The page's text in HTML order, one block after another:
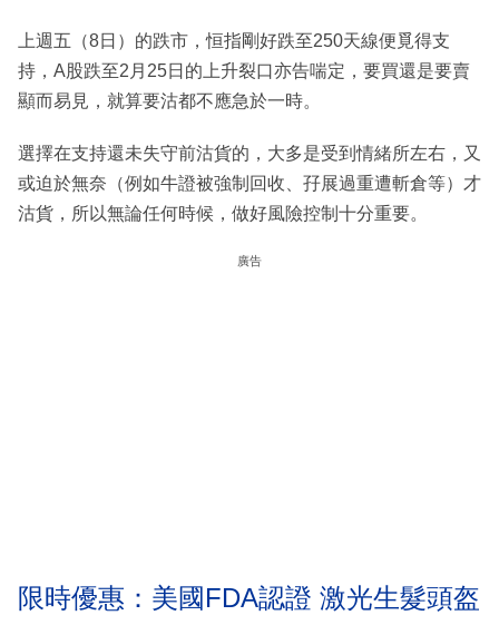
上週五（8日）的跌市，恒指剛好跌至250天線便覓得支
持，A股跌至2月25日的上升裂口亦告喘定，要買還是要賣
顯而易見，就算要沽都不應急於一時。
選擇在支持還未失守前沽貨的，大多是受到情緒所左右，又
或迫於無奈（例如牛證被強制回收、孖展過重遭斬倉等）才
沽貨，所以無論任何時候，做好風險控制十分重要。
廣告
限時優惠：美國FDA認證 激光生髮頭盔